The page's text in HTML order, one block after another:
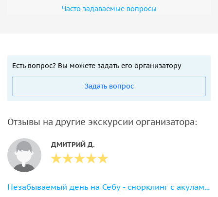
Часто задаваемые вопросы
Есть вопрос? Вы можете задать его организатору
Задать вопрос
Отзывы на другие экскурсии организатора:
ДМИТРИЙ Д.
Незабываемый день на Себу - снорклинг с акулами, сардинами и черепахами